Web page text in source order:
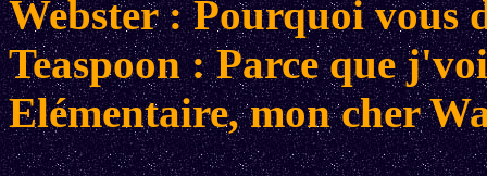
Webster : Pourquoi vous
Teaspoon : Parce que
Elémentaire, mon cher